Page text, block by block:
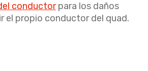
conductorpara los daños
el propio conductor del quad.